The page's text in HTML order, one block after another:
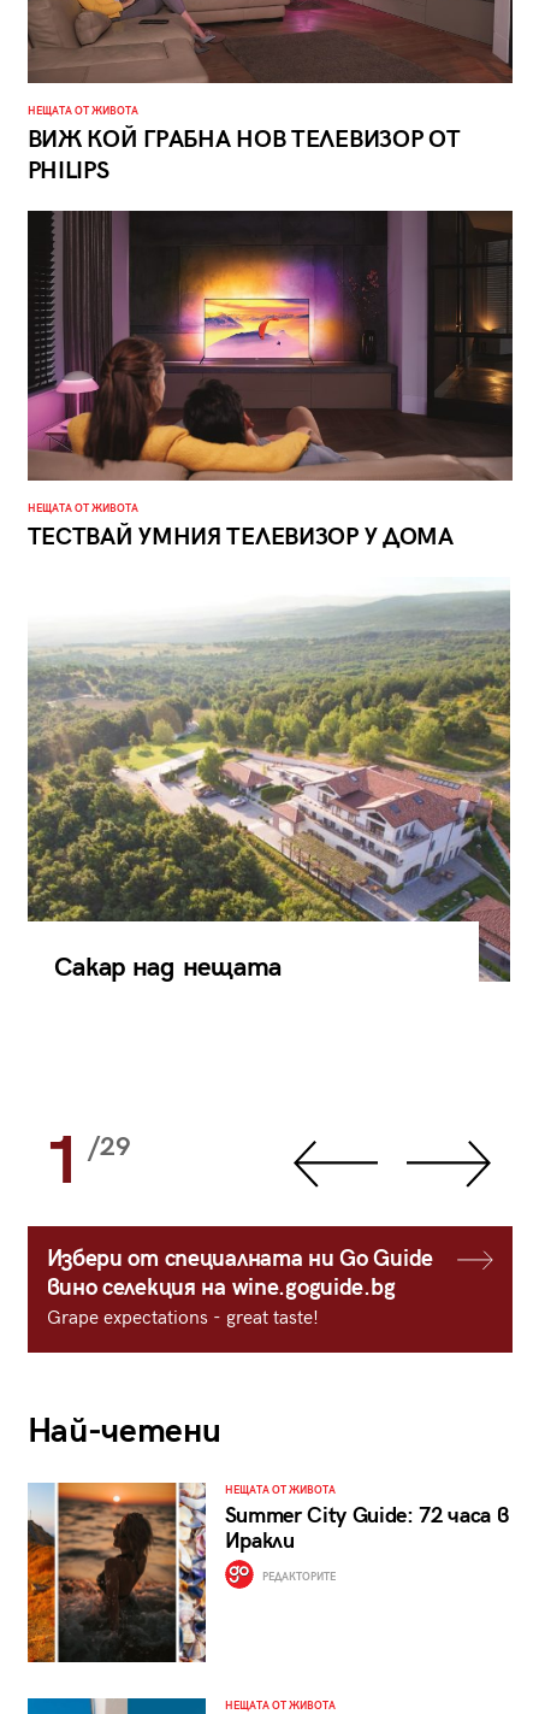
НЕЩАТА ОТ ЖИВОТА
ВИЖ КОЙ ГРАБНА НОВ ТЕЛЕВИЗОР ОТ
PHILIPS
НЕЩАТА ОТ ЖИВОТА
ТЕСТВАЙ УМНИЯ ТЕЛЕВИЗОР У ДОМА
Сакар над нещата
1 /29
Избери от специалната ни Go Guide
вино селекция на wine.goguide.bg
Grape expectations - great taste!
Най-четени
НЕЩАТА ОТ ЖИВОТА
Summer City Guide: 72 часа в
Иракли
РЕДАКТОРИТЕ
НЕЩАТА ОТ ЖИВОТА